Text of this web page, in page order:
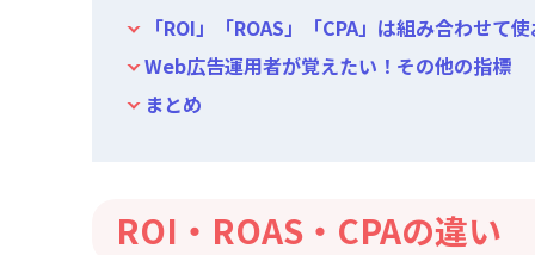
「ROI」「ROAS」「CPA」は組み合わせて
Web広告運用者が覚えたい！その他の指標
まとめ
ROI・ROAS・CPAの違い